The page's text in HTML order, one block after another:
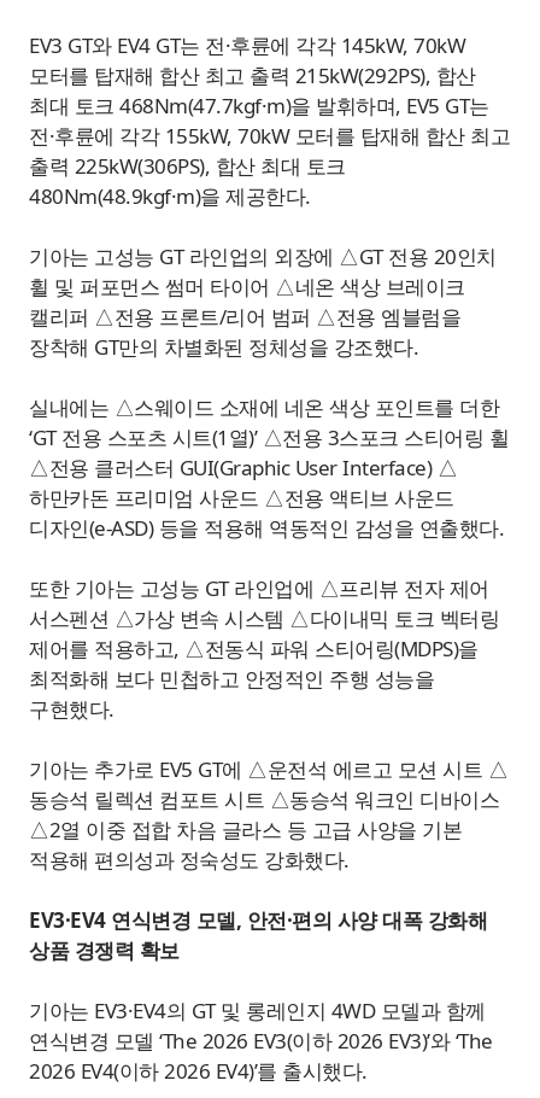
EV3 GT와 EV4 GT는 전·후륜에 각각 145kW, 70kW
모터를 탑재해 합산 최고 출력 215kW(292PS), 합산
최대 토크 468Nm(47.7kgf·m)을 발휘하며, EV5 GT는
전·후륜에 각각 155kW, 70kW 모터를 탑재해 합산 최고
출력 225kW(306PS), 합산 최대 토크
480Nm(48.9kgf·m)을 제공한다.
기아는 고성능 GT 라인업의 외장에 △GT 전용 20인치
휠 및 퍼포먼스 썸머 타이어 △네온 색상 브레이크
캘리퍼 △전용 프론트/리어 범퍼 △전용 엠블럼을
장착해 GT만의 차별화된 정체성을 강조했다.
실내에는 △스웨이드 소재에 네온 색상 포인트를 더한
‘GT 전용 스포츠 시트(1열)’ △전용 3스포크 스티어링 휠
△전용 클러스터 GUI(Graphic User Interface) △
하만카돈 프리미엄 사운드 △전용 액티브 사운드
디자인(e-ASD) 등을 적용해 역동적인 감성을 연출했다.
또한 기아는 고성능 GT 라인업에 △프리뷰 전자 제어
서스펜션 △가상 변속 시스템 △다이내믹 토크 벡터링
제어를 적용하고, △전동식 파워 스티어링(MDPS)을
최적화해 보다 민첩하고 안정적인 주행 성능을
구현했다.
기아는 추가로 EV5 GT에 △운전석 에르고 모션 시트 △
동승석 릴렉션 컴포트 시트 △동승석 워크인 디바이스
△2열 이중 접합 차음 글라스 등 고급 사양을 기본
적용해 편의성과 정숙성도 강화했다.
EV3·EV4 연식변경 모델, 안전·편의 사양 대폭 강화해
상품 경쟁력 확보
기아는 EV3·EV4의 GT 및 롱레인지 4WD 모델과 함께
연식변경 모델 ‘The 2026 EV3(이하 2026 EV3)’와 ‘The
2026 EV4(이하 2026 EV4)’를 출시했다.